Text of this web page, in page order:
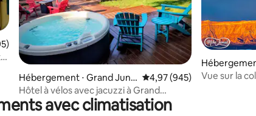
: 4,89 sur 5
moyenne sur la base de 295 commentaires : 4,97 sur 5
Hébergement ⋅ Grand Junc
tion
Évaluation moyenne sur la
4,97 (945)
Hôtel à vélos avec jacuzzi à Grand
Junction
tion
Vue sur la
avec climatisation